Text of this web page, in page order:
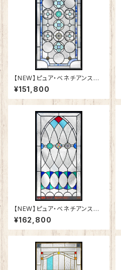
【NEW】ピュア・ベネチアンステ
ンドグラスSH-VA03
¥151,800
【NEW】ピュア・ベネチアンステ
ンドグラスSH-VA02
¥162,800